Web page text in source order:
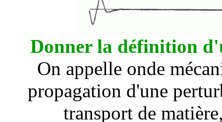
Donner la définition
On appelle onde
propagation d'une
transport de